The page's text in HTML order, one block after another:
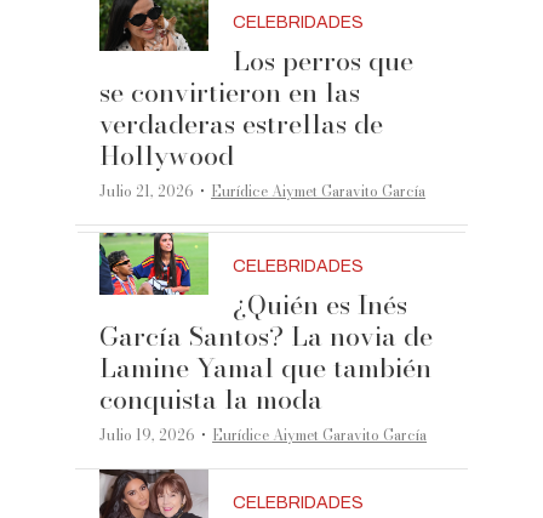
CELEBRIDADES
Los perros que
se convirtieron en las
verdaderas estrellas de
Hollywood
Julio 21, 2026 ·Eurídice Aiymet Garavito García
CELEBRIDADES
¿Quién es Inés
García Santos? La novia de
Lamine Yamal que también
conquista la moda
Julio 19, 2026 ·Eurídice Aiymet Garavito García
CELEBRIDADES